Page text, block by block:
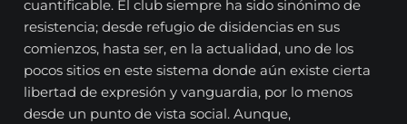
cuantificable. El club siempre ha sido sinónimo de
resistencia; desde refugio de disidencias en sus
comienzos, hasta ser, en la actualidad, uno de los
pocos sitios en este sistema donde aún existe cierta
libertad de expresión y vanguardia, por lo menos
desde un punto de vista social. Aunque,